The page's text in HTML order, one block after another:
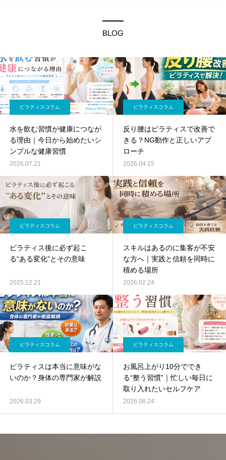
BLOG
ピラティスコラム
水を飲む習慣が健康につなが
る理由｜今日から始めたいシ
ンプルな健康習慣
2026.07.21
ピラティスコラム
反り腰はピラティスで改善で
きる？NG動作と正しいアプ
ローチ
2026.04.15
ピラティスコラム
ピラティス後に必ず起こ
る“ある変化”とその意味
2025.12.21
ピラティスコラム
スキルはあるのに集客が不安
な方へ｜実践と信頼を同時に
積める場所
2026.02.24
ピラティスコラム
ピラティスは本当に意味がな
いのか？身体の専門家が解説
2026.03.29
ピラティスコラム
お風呂上がり10分ででき
る“整う習慣”｜忙しい毎日に
取り入れたいセルフケア
2026.06.24